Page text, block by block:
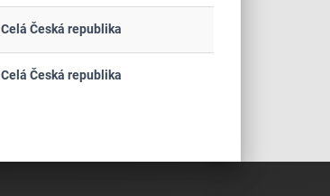
Celá Česká republika
Celá Česká republika